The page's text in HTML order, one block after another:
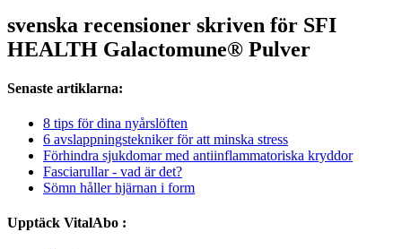
svenska recensioner skriven för SFI
HEALTH Galactomune® Pulver
Senaste artiklarna:
8 tips för dina nyårslöften
6 avslappningstekniker för att minska stress
Förhindra sjukdomar med antiinflammatoriska kryddor
Fasciarullar - vad är det?
Sömn håller hjärnan i form
Upptäck VitalAbo :